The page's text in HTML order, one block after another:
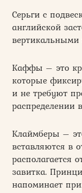
Серьги с
английской
вертикальными
Каффы – это
которые
и не требуют
распределении
Клаймберы –
вставляются в
располагается
завитка.
напоминает